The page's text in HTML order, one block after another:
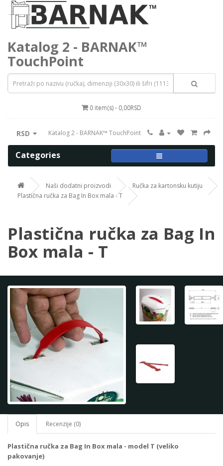
Katalog 2 - BARNAK™
TouchPoint
0 item(s) - 0,00RSD
RSD Katalog 2 - BARNAK™ TouchPoint
Categories
Naši dodatni proizvodi
Ručka za kartonsku kutiju
Plastična ručka za Bag In Box mala - T
Plastična ručka za Bag In
Box mala - T
Opis Recenzije (0)
Plastična ručka za Bag In Box mala - model T (veliko
pakovanje)